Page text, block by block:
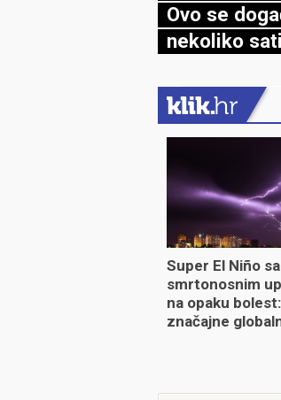
Ovo se
nekoliko sati
Super El Niño
smrtonosnim
na opaku
značajne